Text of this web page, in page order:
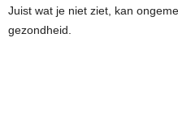
Juist wat je niet ziet, kan
gezondheid.